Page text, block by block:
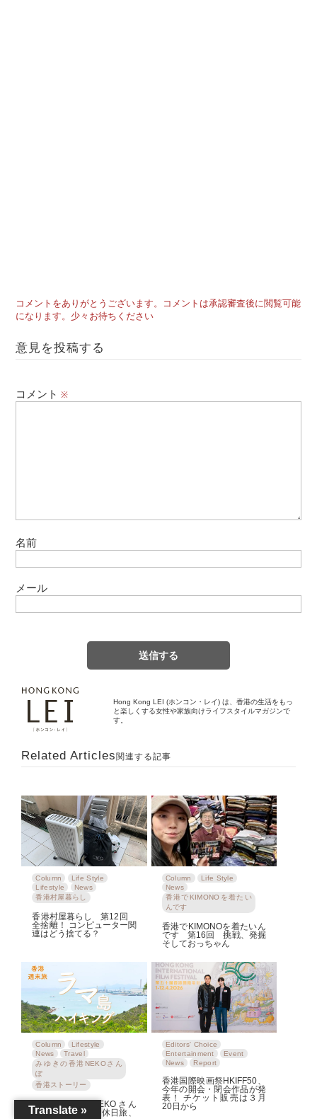
コメントをありがとうございます。コメントは承認審査後に閲覧可能
になります。少々お待ちください
意見を投稿する
コメント※
名前
メール
Hong Kong LEI (ホンコン・レイ) は、香港の生活をもっ
と楽しくする女性や家族向けライフスタイルマガジンで
す。
Related Articles関連する記事
Column
Life Style
Lifestyle
News
香港村屋暮らし
香港村屋暮らし 第12回
全捨離！ コンピューター関
連はどう捨てる？
Column
Life Style
News
香港でKIMONOを着たい
んです
香港でKIMONOを着たいん
です 第16回 挑戦、発掘
そしておっちゃん
Column
Lifestyle
News
Travel
みゆきの香港NEKOさん
ぽ
香港ストーリー
みゆきの香港NEKOさん
ぽ 第５回 香港休日旅、
Editors' Choice
Entertainment
Event
News
Report
香港国際映画祭HKIFF50、
今年の開会・閉会作品が発
表！ チケット販売は３月
20日から
Translate »